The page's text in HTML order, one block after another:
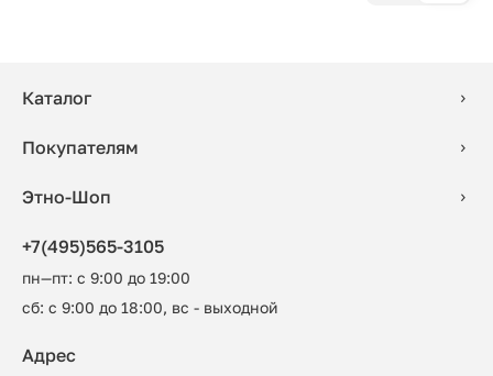
Каталог
Покупателям
Этно-Шоп
+7(495)565-3105
пн—пт: с 9:00 до 19:00
сб: с 9:00 до 18:00, вс - выходной
Адрес